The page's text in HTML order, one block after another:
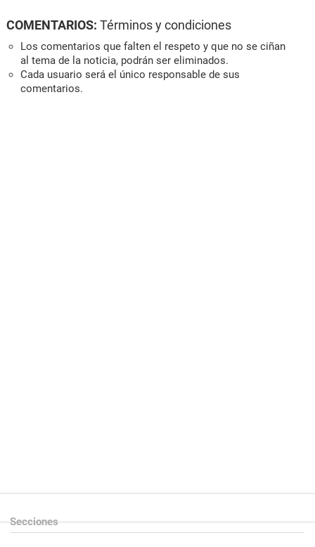
COMENTARIOS: Términos y condiciones
Los comentarios que falten el respeto y que no se ciñan
al tema de la noticia, podrán ser eliminados.
Cada usuario será el único responsable de sus
comentarios.
Secciones